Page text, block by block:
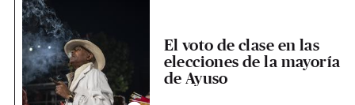
El voto de clase en las
elecciones de la mayoría
de Ayuso